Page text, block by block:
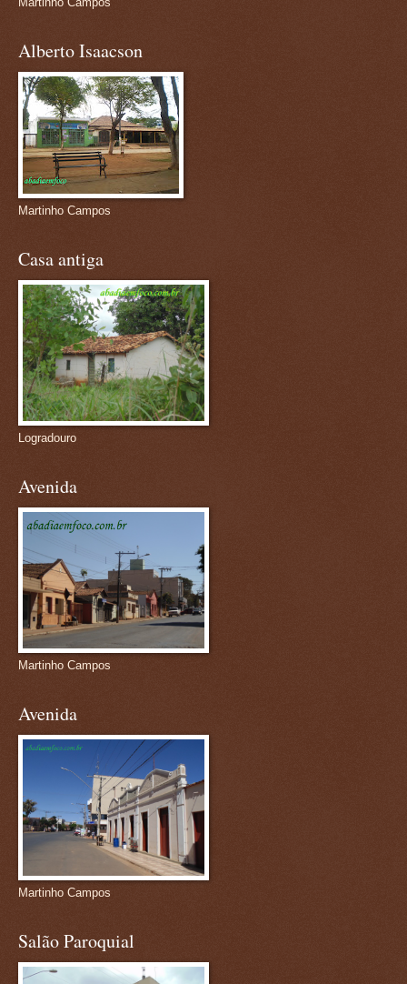
Alberto Isaacson
Martinho Campos
Casa antiga
Logradouro
Avenida
Martinho Campos
Avenida
Martinho Campos
Salão Paroquial